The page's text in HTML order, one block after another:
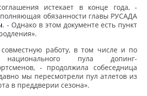
истекает в конце года, -
обязанности главы РУСАДА
. - Однако в этом документе есть пункт
работу, в том числе и по
национального пула допинг-
- продолжила собеседница
мы пересмотрели пул атлетов из
в преддверии сезона».